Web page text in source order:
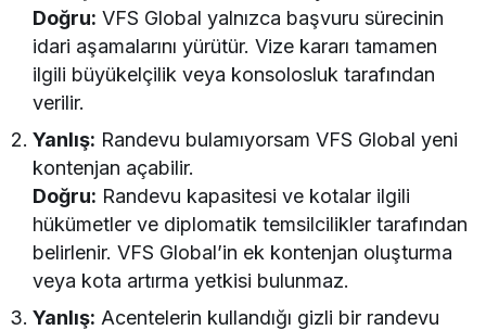
Doğru: VFS Global yalnızca başvuru sürecinin
idari aşamalarını yürütür. Vize kararı tamamen
ilgili büyükelçilik veya konsolosluk tarafından
verilir.
Yanlış: Randevu bulamıyorsam VFS Global yeni
kontenjan açabilir.
Doğru: Randevu kapasitesi ve kotalar ilgili
hükümetler ve diplomatik temsilcilikler tarafından
belirlenir. VFS Global’in ek kontenjan oluşturma
veya kota artırma yetkisi bulunmaz.
Yanlış: Acentelerin kullandığı gizli bir randevu